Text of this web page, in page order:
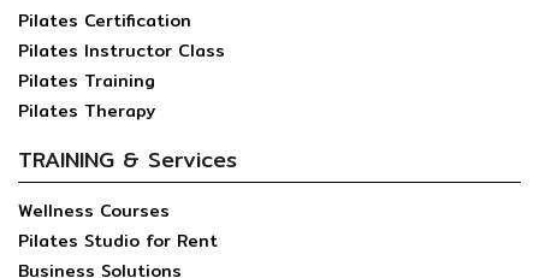
Pilates Certification
Pilates Instructor Class
Pilates Training
Pilates Therapy
TRAINING & Services
Wellness Courses
Pilates Studio for Rent
Business Solutions